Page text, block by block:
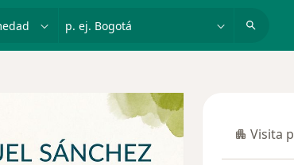
p. ej. Bogotá
Visita
Visita